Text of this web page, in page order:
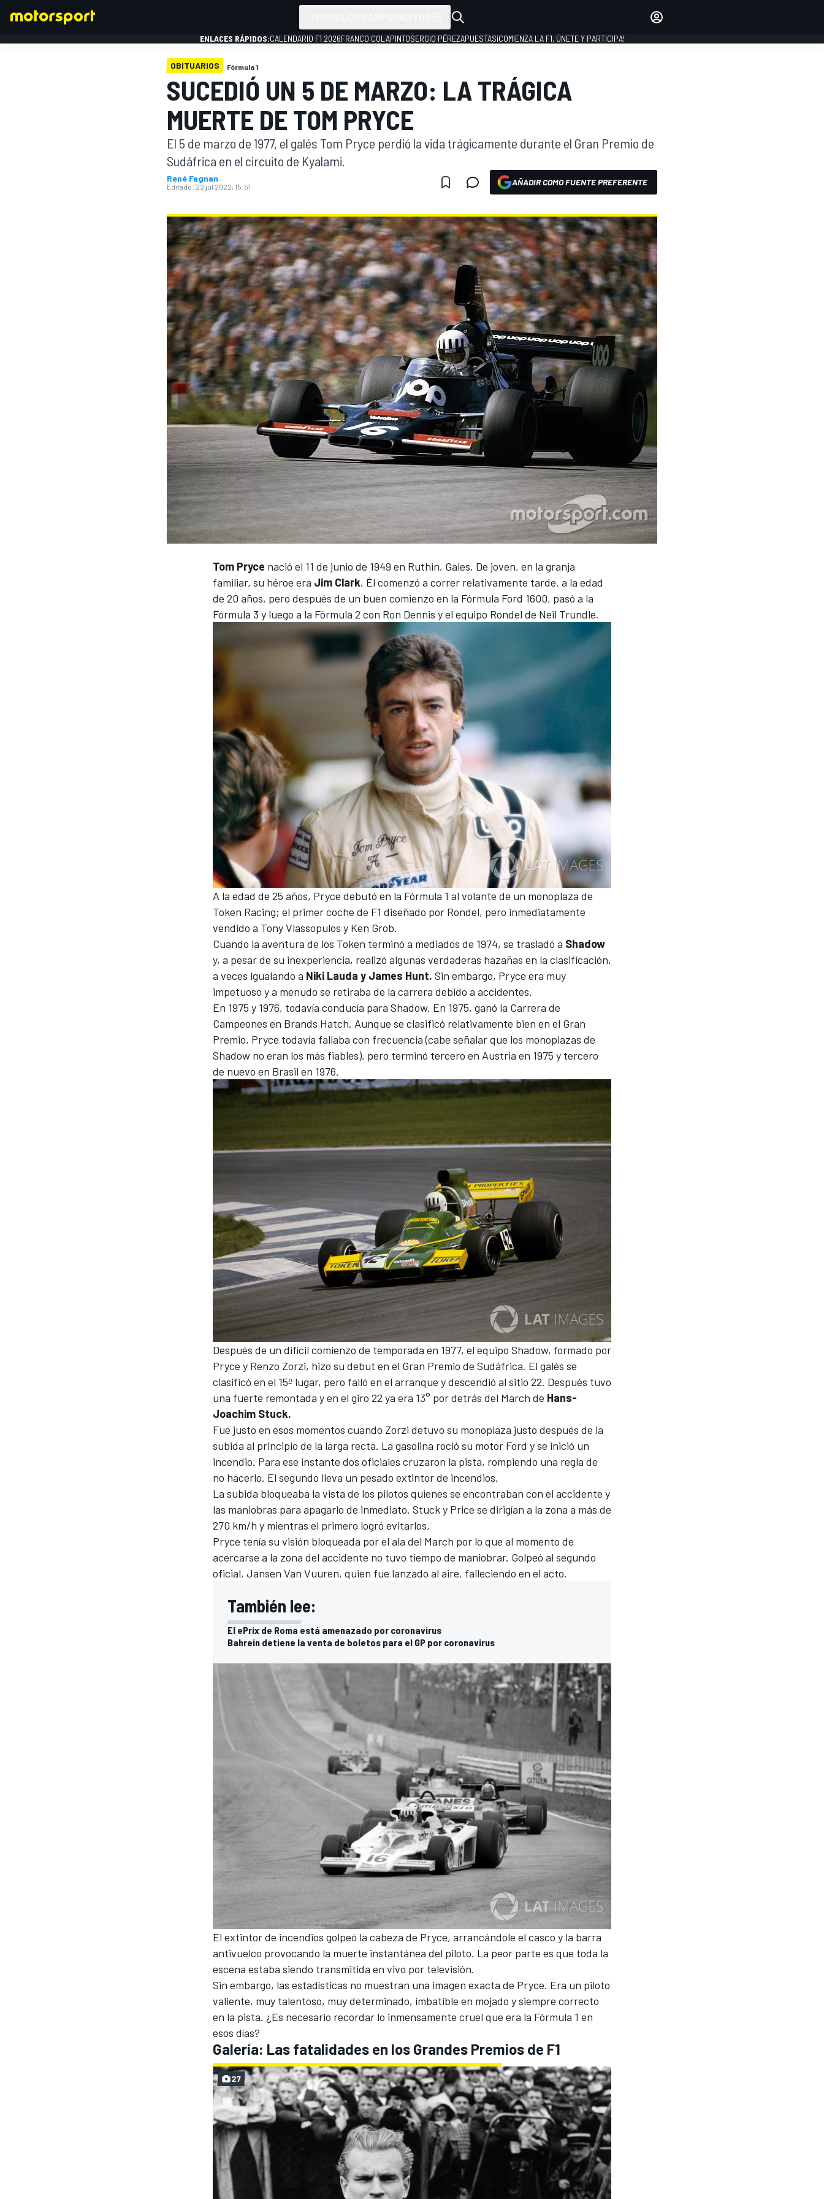
INICIAR SESIÓN
ENLACES RÁPIDOS:CALENDARIO F1 2026FRANCO COLAPINTOSERGIO PÉREZAPUESTAS¡COMIENZA LA F1, ÚNETE Y PARTICIPA!
OBITUARIOS Fórmula 1
SUCEDIÓ UN 5 DE MARZO: LA TRÁGICA
MUERTE DE TOM PRYCE
El 5 de marzo de 1977, el galés Tom Pryce perdió la vida trágicamente durante el Gran Premio de
Sudáfrica en el circuito de Kyalami.
René Fagnan
Editado: 22 jul 2022, 15:51 AÑADIR COMO FUENTE PREFERENTE
Tom Pryce nació el 11 de junio de 1949 en Ruthin, Gales. De joven, en la granja
familiar, su héroe era Jim Clark. Él comenzó a correr relativamente tarde, a la edad
de 20 años, pero después de un buen comienzo en la Fórmula Ford 1600, pasó a la
Fórmula 3 y luego a la Fórmula 2 con Ron Dennis y el equipo Rondel de Neil Trundle.
A la edad de 25 años, Pryce debutó en la Fórmula 1 al volante de un monoplaza de
Token Racing; el primer coche de F1 diseñado por Rondel, pero inmediatamente
vendido a Tony Vlassopulos y Ken Grob.
Cuando la aventura de los Token terminó a mediados de 1974, se trasladó a Shadow
y, a pesar de su inexperiencia, realizó algunas verdaderas hazañas en la clasificación,
a veces igualando a Niki Lauda y James Hunt. Sin embargo, Pryce era muy
impetuoso y a menudo se retiraba de la carrera debido a accidentes.
En 1975 y 1976, todavía conducía para Shadow. En 1975, ganó la Carrera de
Campeones en Brands Hatch. Aunque se clasificó relativamente bien en el Gran
Premio, Pryce todavía fallaba con frecuencia (cabe señalar que los monoplazas de
Shadow no eran los más fiables), pero terminó tercero en Austria en 1975 y tercero
de nuevo en Brasil en 1976.
Después de un difícil comienzo de temporada en 1977, el equipo Shadow, formado por
Pryce y Renzo Zorzi, hizo su debut en el Gran Premio de Sudáfrica. El galés se
clasificó en el 15º lugar, pero falló en el arranque y descendió al sitio 22. Después tuvo
una fuerte remontada y en el giro 22 ya era 13° por detrás del March de Hans-
Joachim Stuck.
Fue justo en esos momentos cuando Zorzi detuvo su monoplaza justo después de la
subida al principio de la larga recta. La gasolina roció su motor Ford y se inició un
incendio. Para ese instante dos oficiales cruzaron la pista, rompiendo una regla de
no hacerlo. El segundo lleva un pesado extintor de incendios.
La subida bloqueaba la vista de los pilotos quienes se encontraban con el accidente y
las maniobras para apagarlo de inmediato. Stuck y Price se dirigían a la zona a más de
270 km/h y mientras el primero logró evitarlos,
Pryce tenía su visión bloqueada por el ala del March por lo que al momento de
acercarse a la zona del accidente no tuvo tiempo de maniobrar. Golpeó al segundo
oficial, Jansen Van Vuuren, quien fue lanzado al aire, falleciendo en el acto.
También lee:
El ePrix de Roma está amenazado por coronavirus
Bahrein detiene la venta de boletos para el GP por coronavirus
El extintor de incendios golpeó la cabeza de Pryce, arrancándole el casco y la barra
antivuelco provocando la muerte instantánea del piloto. La peor parte es que toda la
escena estaba siendo transmitida en vivo por televisión.
Sin embargo, las estadísticas no muestran una imagen exacta de Pryce. Era un piloto
valiente, muy talentoso, muy determinado, imbatible en mojado y siempre correcto
en la pista. ¿Es necesario recordar lo inmensamente cruel que era la Fórmula 1 en
esos días?
Galería: Las fatalidades en los Grandes Premios de F1
27